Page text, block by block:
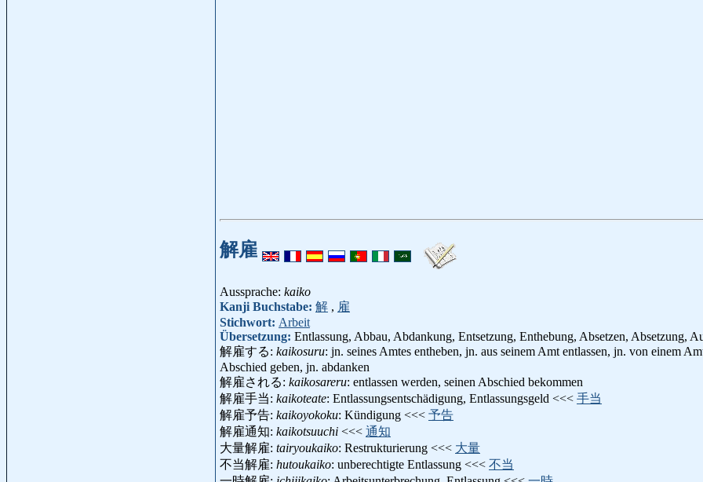
解雇
Aussprache: kaiko
Kanji Buchstabe: 解 , 雇
Stichwort: Arbeit
Übersetzung: Entlassung, Abbau, Abdankung, Entsetzung, Enthebung, Absetzen, Absetzung,
解雇する: kaikosuru: jn. seines Amtes entheben, jn. aus seinem Amt entlassen, jn. von einem
Abschied geben, jn. abdanken
解雇される: kaikosareru: entlassen werden, seinen Abschied bekommen
解雇手当: kaikoteate: Entlassungsentschädigung, Entlassungsgeld <<< 手当
解雇予告: kaikoyokoku: Kündigung <<< 予告
解雇通知: kaikotsuuchi <<< 通知
大量解雇: tairyoukaiko: Restrukturierung <<< 大量
不当解雇: hutoukaiko: unberechtigte Entlassung <<< 不当